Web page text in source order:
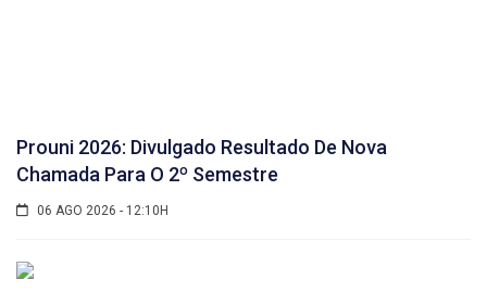
Prouni 2026: Divulgado Resultado De Nova
Chamada Para O 2º Semestre
06 AGO 2026 - 12:10H